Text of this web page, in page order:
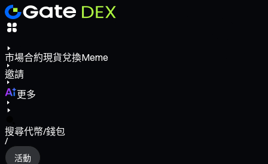
市場合約現貨兌換Meme
邀請
更多
搜尋代幣/錢包
/
活動